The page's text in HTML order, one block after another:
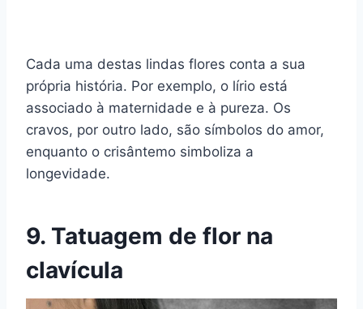
Cada uma destas lindas flores conta a sua
própria história. Por exemplo, o lírio está
associado à maternidade e à pureza. Os
cravos, por outro lado, são símbolos do amor,
enquanto o crisântemo simboliza a
longevidade.
9. Tatuagem de flor na
clavícula